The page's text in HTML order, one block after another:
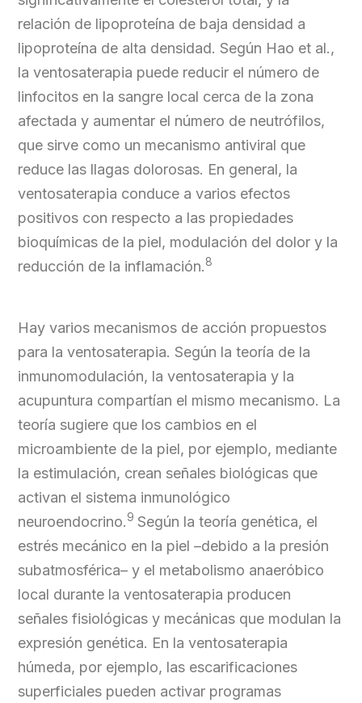
relación de lipoproteína de baja densidad a
lipoproteína de alta densidad. Según Hao et al.,
la ventosaterapia puede reducir el número de
linfocitos en la sangre local cerca de la zona
afectada y aumentar el número de neutrófilos,
que sirve como un mecanismo antiviral que
reduce las llagas dolorosas. En general, la
ventosaterapia conduce a varios efectos
positivos con respecto a las propiedades
bioquímicas de la piel, modulación del dolor y la
reducción de la inflamación.8
Hay varios mecanismos de acción propuestos
para la ventosaterapia. Según la teoría de la
inmunomodulación, la ventosaterapia y la
acupuntura compartían el mismo mecanismo. La
teoría sugiere que los cambios en el
microambiente de la piel, por ejemplo, mediante
la estimulación, crean señales biológicas que
activan el sistema inmunológico
neuroendocrino.9 Según la teoría genética, el
estrés mecánico en la piel –debido a la presión
subatmosférica– y el metabolismo anaeróbico
local durante la ventosaterapia producen
señales fisiológicas y mecánicas que modulan la
expresión genética. En la ventosaterapia
húmeda, por ejemplo, las escarificaciones
superficiales pueden activar programas